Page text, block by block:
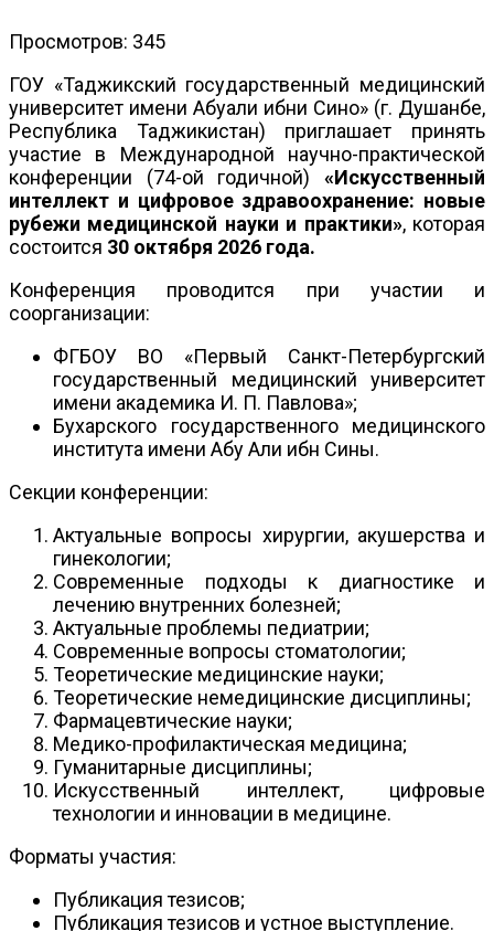
Просмотров: 345
ГОУ «Таджикский государственный медицинский
университет имени Абуали ибни Сино» (г. Душанбе,
Республика Таджикистан) приглашает принять
участие в Международной научно-практической
конференции (74-ой годичной) «Искусственный
интеллект и цифровое здравоохранение: новые
рубежи медицинской науки и практики», которая
состоится 30 октября 2026 года.
Конференция проводится при участии и
соорганизации:
ФГБОУ ВО «Первый Санкт-Петербургский
государственный медицинский университет
имени академика И. П. Павлова»;
Бухарского государственного медицинского
института имени Абу Али ибн Сины.
Секции конференции:
Актуальные вопросы хирургии, акушерства и
гинекологии;
Современные подходы к диагностике и
лечению внутренних болезней;
Актуальные проблемы педиатрии;
Современные вопросы стоматологии;
Теоретические медицинские науки;
Теоретические немедицинские дисциплины;
Фармацевтические науки;
Медико-профилактическая медицина;
Гуманитарные дисциплины;
Искусственный интеллект, цифровые
технологии и инновации в медицине.
Форматы участия:
Публикация тезисов;
Публикация тезисов и устное выступление.